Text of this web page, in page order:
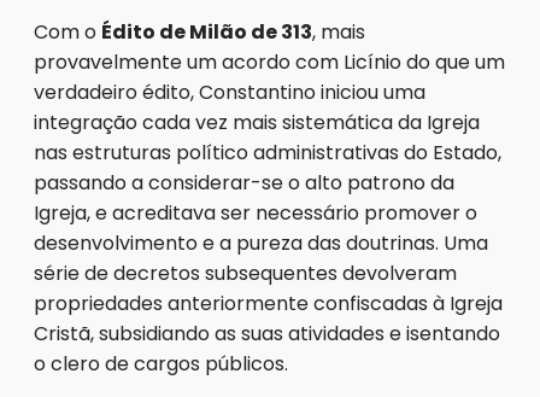
Com o Édito de Milão de 313, mais
provavelmente um acordo com Licínio do que um
verdadeiro édito, Constantino iniciou uma
integração cada vez mais sistemática da Igreja
nas estruturas político administrativas do Estado,
passando a considerar-se o alto patrono da
Igreja, e acreditava ser necessário promover o
desenvolvimento e a pureza das doutrinas. Uma
série de decretos subsequentes devolveram
propriedades anteriormente confiscadas à Igreja
Cristã, subsidiando as suas atividades e isentando
o clero de cargos públicos.